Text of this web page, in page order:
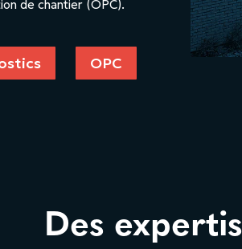
de chantier (OPC).
OPC
Des